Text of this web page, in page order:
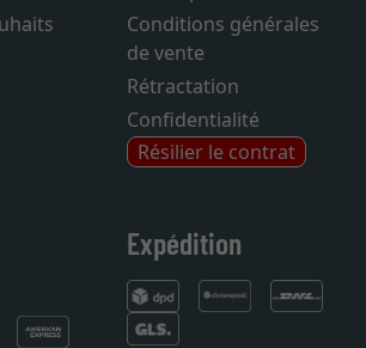
Sitemap
Conditions générales
de vente
Rétractation
Confidentialité
Résilier le contrat
Expédition